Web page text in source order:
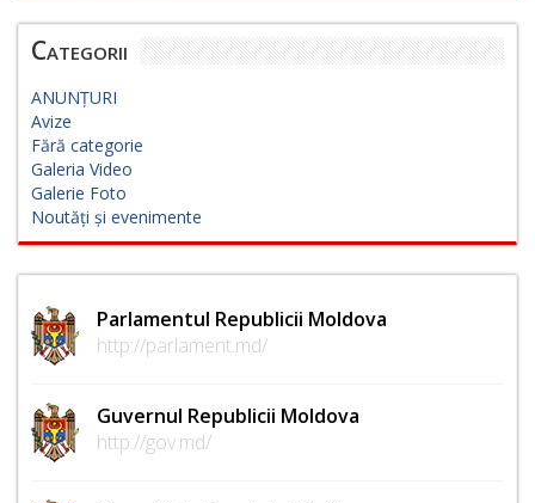
Categorii
ANUNȚURI
Avize
Fără categorie
Galeria Video
Galerie Foto
Noutăți și evenimente
Parlamentul Republicii Moldova
http://parlament.md/
Guvernul Republicii Moldova
http://gov.md/